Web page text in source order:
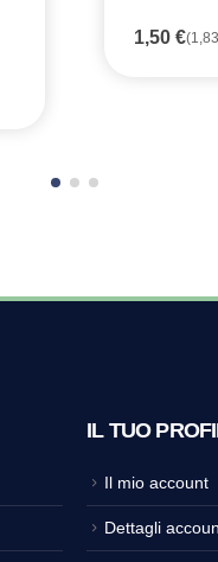
1,50 €(1,83
IL TUO
Il mio account
Dettagli